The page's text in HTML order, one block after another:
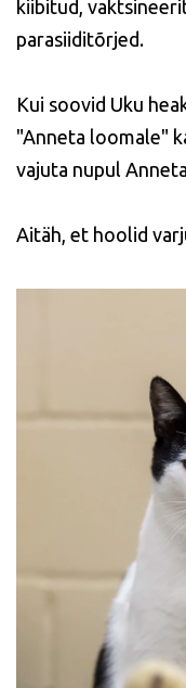
kiibitud,
parasiiditõrjed.
Kui soovid Uku
"Anneta loomale"
vajuta nupul
Aitäh, et hoolid